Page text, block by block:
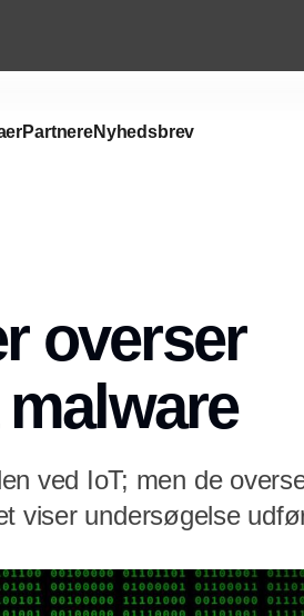
PartnereNyhedsbrev
overser
ved IoT; men de
viser undersøgelse